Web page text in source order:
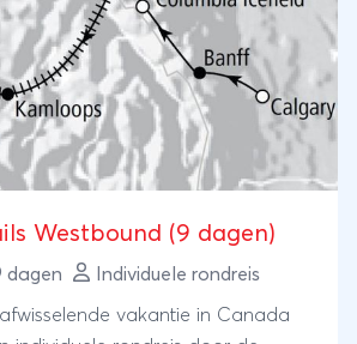
de rust van de wildernis en de
nederzettingen. Een unieke
van natuur, eenvoud en
Westbound (9 dagen)
dagen Individuele rondreis
vakantie in Canada